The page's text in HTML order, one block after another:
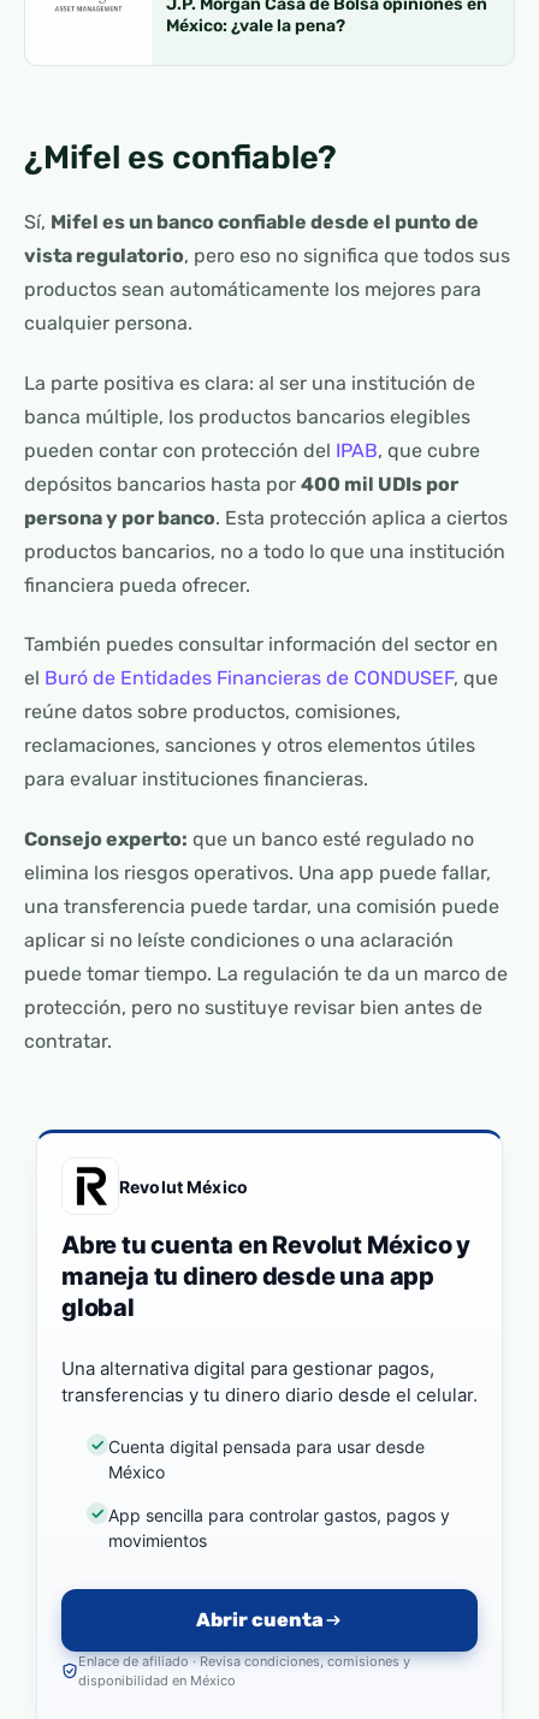
J.P. Morgan Casa de Bolsa opiniones en
México: ¿vale la pena?
¿Mifel es confiable?
Sí, Mifel es un banco confiable desde el punto de
vista regulatorio, pero eso no significa que todos sus
productos sean automáticamente los mejores para
cualquier persona.
La parte positiva es clara: al ser una institución de
banca múltiple, los productos bancarios elegibles
pueden contar con protección del IPAB, que cubre
depósitos bancarios hasta por 400 mil UDIs por
persona y por banco. Esta protección aplica a ciertos
productos bancarios, no a todo lo que una institución
financiera pueda ofrecer.
También puedes consultar información del sector en
el Buró de Entidades Financieras de CONDUSEF, que
reúne datos sobre productos, comisiones,
reclamaciones, sanciones y otros elementos útiles
para evaluar instituciones financieras.
Consejo experto: que un banco esté regulado no
elimina los riesgos operativos. Una app puede fallar,
una transferencia puede tardar, una comisión puede
aplicar si no leíste condiciones o una aclaración
puede tomar tiempo. La regulación te da un marco de
protección, pero no sustituye revisar bien antes de
contratar.
Revolut México
Abre tu cuenta en Revolut México y
maneja tu dinero desde una app
global
Una alternativa digital para gestionar pagos,
transferencias y tu dinero diario desde el celular.
Cuenta digital pensada para usar desde
México
App sencilla para controlar gastos, pagos y
movimientos
Abrir cuenta
Enlace de afiliado · Revisa condiciones, comisiones y
disponibilidad en México